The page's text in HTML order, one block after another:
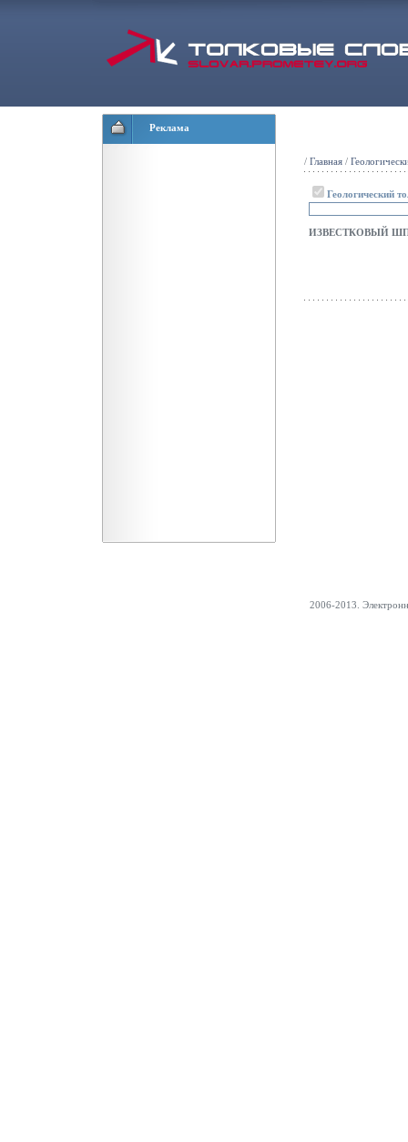
Реклама
/ Главная /
Геологический
ИЗВЕСТКОВЫЙ
2006-2013.